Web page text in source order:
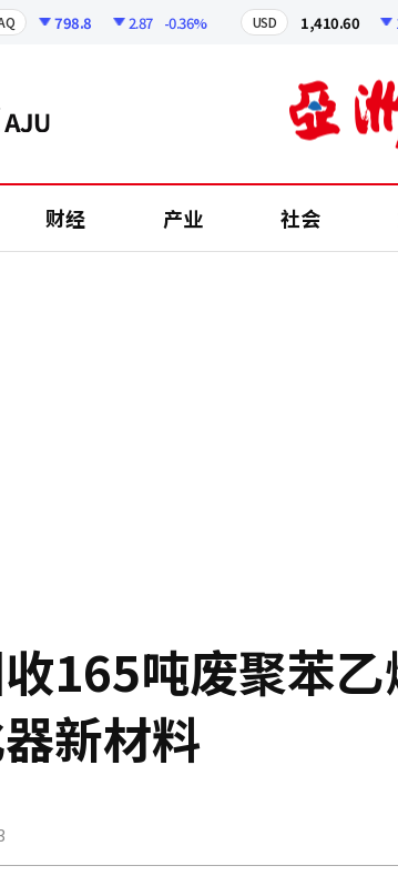
798.8 2.87 -0.36% USD 1,410.60 13
财经 产业 社会
165吨废聚苯
新材料